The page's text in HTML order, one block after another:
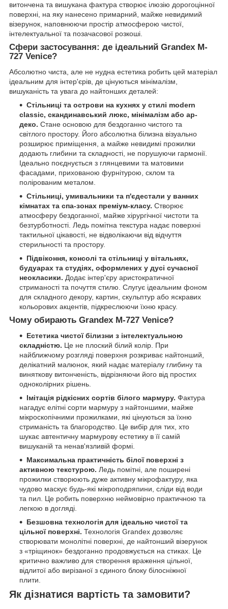
витончена та вишукана фактура створює ілюзію дорогоцінної
поверхні, на яку нанесено примарний, майже невидимий
візерунок, наповнюючи простір атмосферою чистої,
інтелектуальної та позачасової розкоші.
Сфери застосування: де ідеальний Grandex M-
727 Venice?
Абсолютно чиста, але не нудна естетика робить цей матеріал
ідеальним для інтер'єрів, де цінуються мінімалізм,
вишуканість та увага до найтонших деталей:
Стільниці та острови на кухнях у стилі modern
classic, скандинавський люкс, мінімалізм або ар-
деко. Стане основою для бездоганно чистого та
світлого простору. Його абсолютна білизна візуально
розширює приміщення, а майже невидимі прожилки
додають глибини та складності, не порушуючи гармонії.
Ідеально поєднується з глянцевими та матовими
фасадами, прихованою фурнітурою, склом та
полірованим металом.
Стільниці, умивальники та п'єдестали у ванних
кімнатах та спа-зонах преміум-класу. Створює
атмосферу бездоганної, майже хірургічної чистоти та
безтурботності. Ледь помітна текстура надає поверхні
тактильної цікавості, не відволікаючи від відчуття
стерильності та простору.
Підвіконня, консолі та стільниці у вітальнях,
будуарах та студіях, оформлених у дусі сучасної
неокласики. Додає інтер'єру аристократичної
стриманості та почуття стилю. Слугує ідеальним фоном
для складного декору, картин, скульптур або яскравих
кольорових акцентів, підкреслюючи їхню красу.
Чому обирають Grandex M-727 Venice?
Естетика чистої білизни з інтелектуальною
складністю. Це не плоский білий колір. При
найближчому розгляді поверхня розкриває найтонший,
делікатний малюнок, який надає матеріалу глибину та
виняткову витонченість, відрізняючи його від простих
одноколірних рішень.
Імітація рідкісних сортів білого мармуру. Фактура
нагадує елітні сорти мармуру з найтоншими, майже
мікроскопічними прожилками, які цінуються за їхню
стриманість та благородство. Це вибір для тих, хто
шукає автентичну мармурову естетику в її самій
вишуканій та ненав'язливій формі.
Максимальна практичність білої поверхні з
активною текстурою. Ледь помітні, але поширені
прожилки створюють дуже активну мікрофактуру, яка
чудово маскує будь-які мікроподряпини, сліди від води
та пил. Це робить поверхню неймовірно практичною та
легкою в догляді.
Безшовна технологія для ідеально чистої та
цільної поверхні. Технологія Grandex дозволяє
створювати монолітні поверхні, де найтонший візерунок
з «тріщинок» бездоганно продовжується на стиках. Це
критично важливо для створення враження цільної,
відлитої або вирізаної з єдиного блоку білосніжної
плити.
Як дізнатися вартість та замовити?